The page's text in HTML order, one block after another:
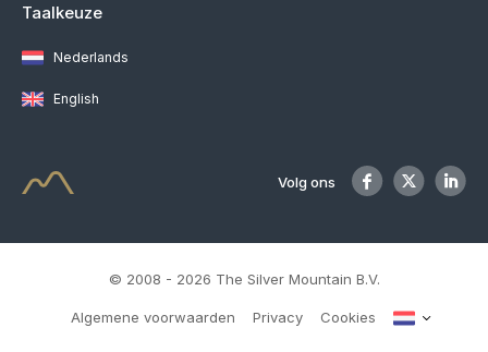
Taalkeuze
Nederlands
English
Volg ons
© 2008 - 2026 The Silver Mountain B.V.
Algemene voorwaarden Privacy Cookies